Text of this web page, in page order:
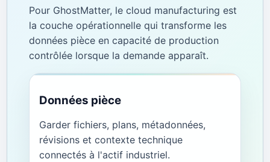
Pour GhostMatter, le cloud manufacturing est
la couche opérationnelle qui transforme les
données pièce en capacité de production
contrôlée lorsque la demande apparaît.
Données pièce
Garder fichiers, plans, métadonnées,
révisions et contexte technique
connectés à l'actif industriel.